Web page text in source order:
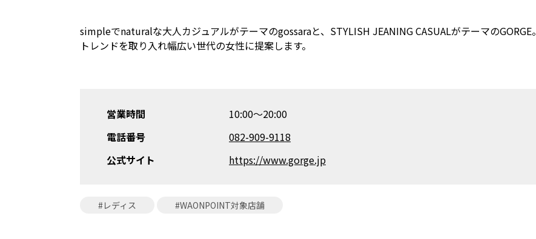
simpleでnaturalな大人カジュアルがテーマのgossaraと、STYLISH JEANING CASUALがテーマのGORGE。
トレンドを取り入れ幅広い世代の女性に提案します。
営業時間
10:00〜20:00
電話番号
082-909-9118
公式サイト
https://www.gorge.jp
#レディス #WAONPOINT対象店舗